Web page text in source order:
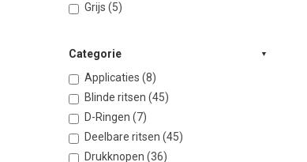
Grijs (5)
Categorie
Applicaties (8)
Blinde ritsen (45)
D-Ringen (7)
Deelbare ritsen (45)
Drukknopen (36)